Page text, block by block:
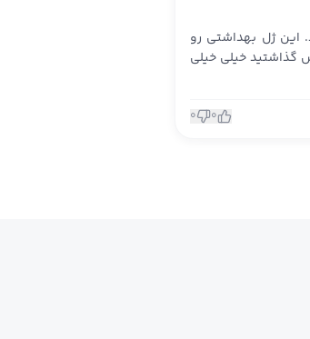
این ژل بهداشتی رو
گذاشتید خیلی خیلی
0
0